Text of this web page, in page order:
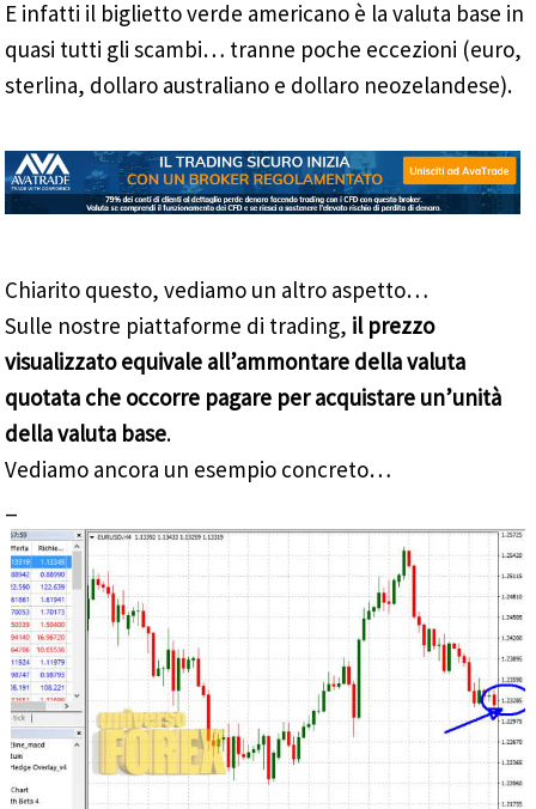
E infatti il biglietto verde americano è la valuta base in
quasi tutti gli scambi… tranne poche eccezioni (euro,
sterlina, dollaro australiano e dollaro neozelandese).
Chiarito questo, vediamo un altro aspetto…
Sulle nostre piattaforme di trading, il prezzo
visualizzato equivale all’ammontare della valuta
quotata che occorre pagare per acquistare un’unità
della valuta base.
Vediamo ancora un esempio concreto…